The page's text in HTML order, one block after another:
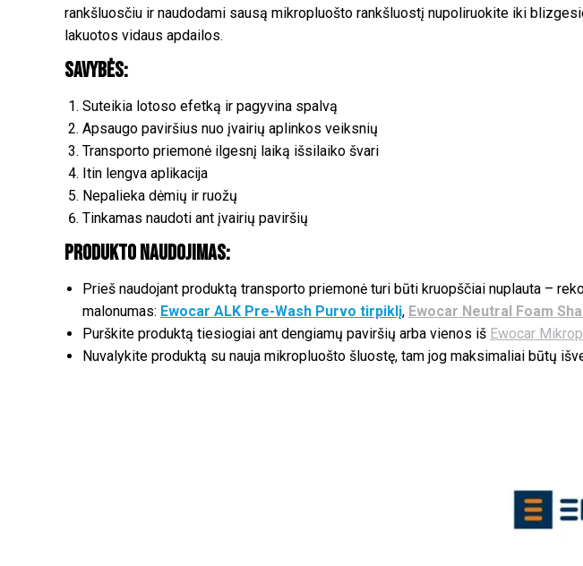
rankšluosčiu ir naudodami sausą mikropluošto rankšluostį nupoliruokite iki
lakuotos vidaus apdailos.
Savybės:
Suteikia lotoso efetką ir pagyvina spalvą
Apsaugo paviršius nuo įvairių aplinkos veiksnių
Transporto priemonė ilgesnį laiką išsilaiko švari
Itin lengva aplikacija
Nepalieka dėmių ir ruožų
Tinkamas naudoti ant įvairių paviršių
Produkto naudojimas:
Prieš naudojant produktą transporto priemonė turi būti kruopščiai nuplauta –
malonumas: Ewocar ALK Pre-Wash Purvo tirpiklį, Ewocar Neutral Foam
Purškite produktą tiesiogiai ant dengiamų paviršių arba vienos iš Ewocar
Nuvalykite produktą su nauja mikropluošto šluostę, tam jog maksimaliai būtų